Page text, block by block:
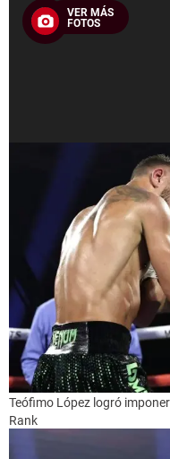
VER MÁS
FOTOS
Teófimo López logró
Rank